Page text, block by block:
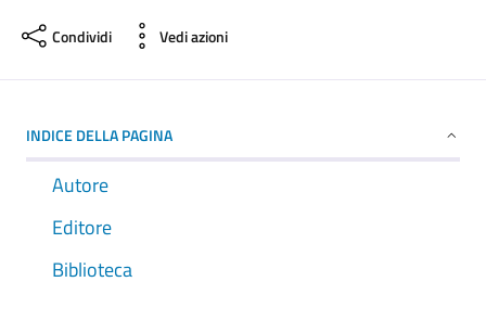
Condividi Vedi azioni
INDICE DELLA PAGINA
Autore
Editore
Biblioteca